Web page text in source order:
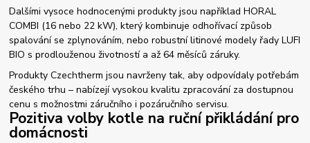
Dalšími vysoce hodnocenými produkty jsou například HORAL
COMBI (16 nebo 22 kW), který kombinuje odhořívací způsob
spalování se zplynováním, nebo robustní litinové modely řady LUFI
BIO s prodlouženou životností a až 64 měsíců záruky.
Produkty Czechtherm jsou navrženy tak, aby odpovídaly potřebám
českého trhu – nabízejí vysokou kvalitu zpracování za dostupnou
cenu s možnostmi záručního i pozáručního servisu.
Pozitiva volby kotle na ruční přikládání pro
domácnosti